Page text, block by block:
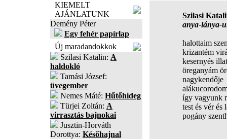
KIEMELT
AJÁNLATUNK
Demény Péter
Egy fehér papírlap
Új maradandokkok
Szilasi Katalin: A
haldokló
Tamási József:
üvegember
Nemes Máté: Hűtőhideg
Türjei Zoltán: A
virrasztás bajnokai
Jusztin-Horváth
Dorottya: Későhajnal
Szilasi
anya-lánya-
halottaim
krizantém
kesernyés
öreganyám
nagykendője
így vagyunk
test és vér és
pogány